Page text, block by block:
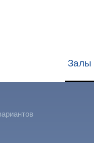
Залы